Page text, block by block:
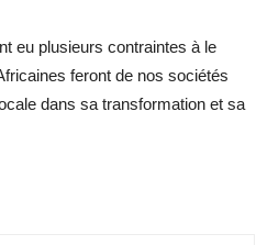
eu plusieurs contraintes à le
feront de nos sociétés
dans sa transformation et sa